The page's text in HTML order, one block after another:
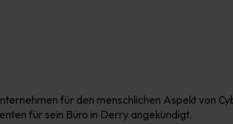
für den menschlichen Aspekt von
für sein Büro in Derry angekündigt.